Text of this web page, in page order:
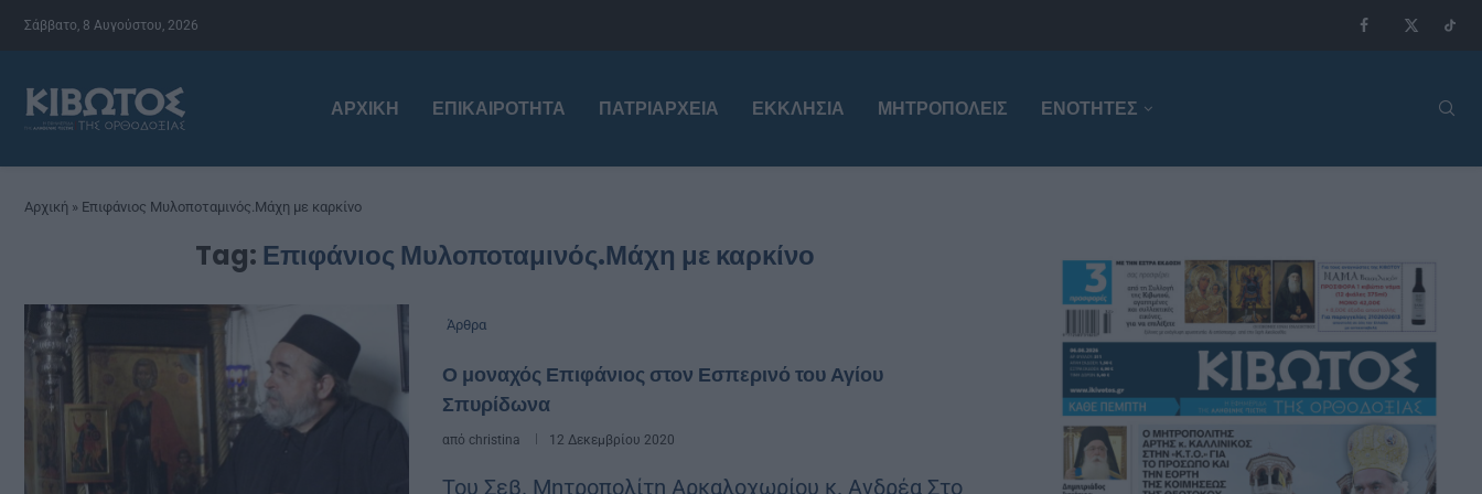
Σάββατο, 8 Αυγούστου, 2026
ΑΡΧΙΚΉ ΕΠΙΚΑΙΡΌΤΗΤΑ ΠΑΤΡΙΑΡΧΕΊΑ ΕΚΚΛΗΣΊΑ ΜΗΤΡΟΠΌΛΕΙΣ ΕΝΟΤΗΤΕΣ
Αρχική » Επιφάνιος Μυλοποταμινός.Μάχη με καρκίνο
Tag: Επιφάνιος Μυλοποταμινός.Μάχη με καρκίνο
Άρθρα
Ο μοναχός Επιφάνιος στον Εσπερινό του Αγίου
Σπυρίδωνα
από christina 12 Δεκεμβρίου 2020
Του Σεβ. Μητροπολίτη Αρκαλοχωρίου κ. Ανδρέα Στο